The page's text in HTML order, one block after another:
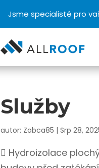
Jsme specialisté pro
Služby
autor: Zobca85 |Srp 28,
 Hydroizolace